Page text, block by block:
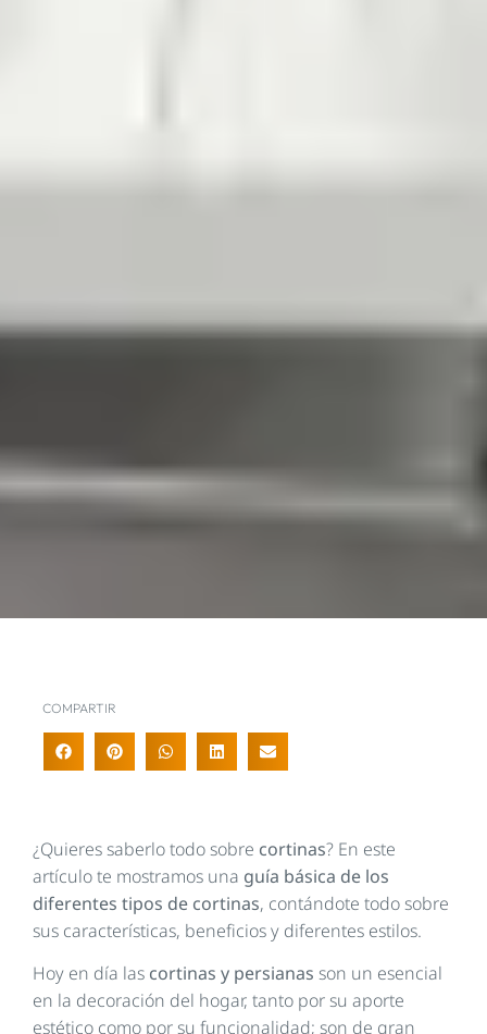
COMPARTIR
¿Quieres saberlo todo sobre cortinas? En este
artículo te mostramos una guía básica de los
diferentes tipos de cortinas, contándote todo sobre
sus características, beneficios y diferentes estilos.
Hoy en día las cortinas y persianas son un esencial
en la decoración del hogar, tanto por su aporte
estético como por su funcionalidad; son de gran